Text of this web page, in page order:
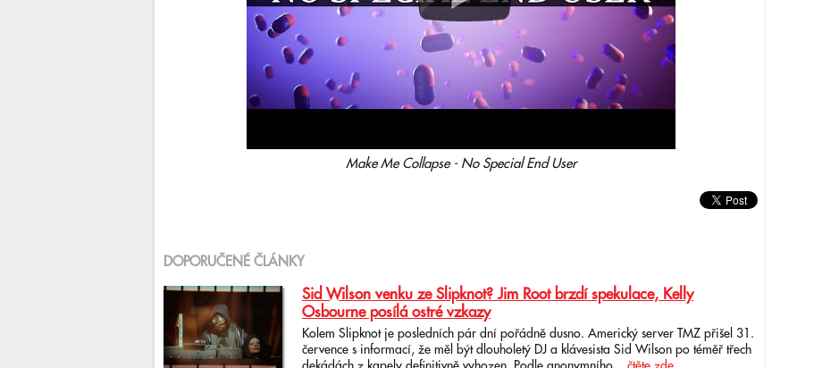
Make Me Collapse - No Special End User
DOPORUČENÉ ČLÁNKY
Sid Wilson venku ze Slipknot? Jim Root brzdí spekulace, Kelly
Osbourne posílá ostré vzkazy
Kolem Slipknot je posledních pár dní pořádně dusno. Americký server TMZ přišel 31.
července s informací, že měl být dlouholetý DJ a klávesista Sid Wilson po téměř třech